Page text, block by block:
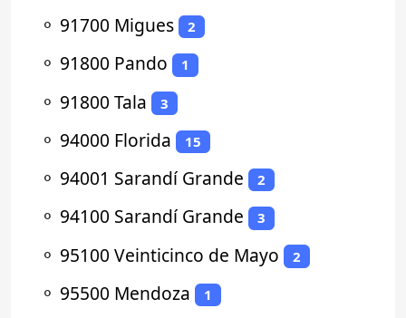
⚬ 91700 Migues 2
⚬ 91800 Pando 1
⚬ 91800 Tala 3
⚬ 94000 Florida 15
⚬ 94001 Sarandí Grande 2
⚬ 94100 Sarandí Grande 3
⚬ 95100 Veinticinco de Mayo 2
⚬ 95500 Mendoza 1